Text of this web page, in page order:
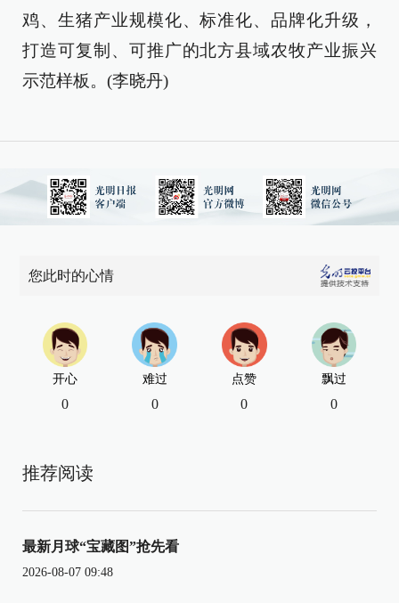
鸡、生猪产业规模化、标准化、品牌化升级，
打造可复制、可推广的北方县域农牧产业振兴
示范样板。(李晓丹)
您此时的心情
开心
0
难过
0
点赞
0
飘过
0
推荐阅读
最新月球“宝藏图”抢先看
2026-08-07 09:48